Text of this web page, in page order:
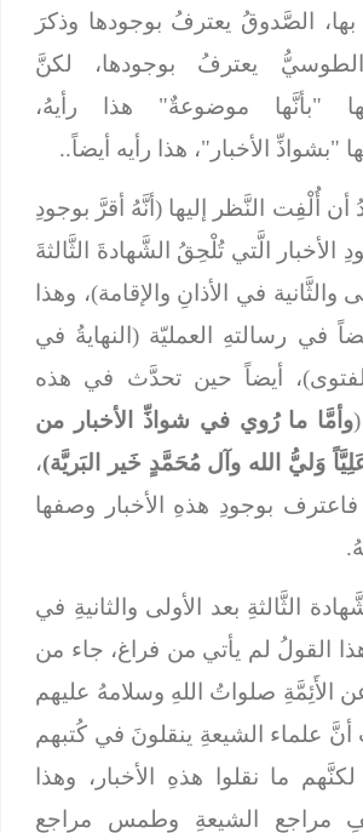
الصَّدوقُ يعترفُ بوجودها وذكرَ
يعترفُ بوجودها، لكنَّ
"بأنَّها موضوعةٌ" هذا رأيهُ،
الأخبار"، هذا رأيه أيضاً..
أن أُلْفِت النَّظر إليها (أنَّهُ أقرَّ بوجودِ
الأخبار الَّتي تُلْحِقُ الشَّهادةَ الثَّالثةَ
والثَّانية في الأذانِ والإقامة)، وهذا
في رسالتهِ العمليّة (النهايةُ في
أيضاً حين تحدَّث في هذه
وأمَّا ما رُوي في شواذِّ الأخبار من
وَليُّ الله وآل مُحَمَّدٍ خَير البَريَّة)،
بوجودِ هذهِ الأخبار وصفها
الثَّالثةِ بعد الأولى والثانيةِ في
هذا القولُ لم يأتي من فراغ، جاء من
الأَئِمَّةِ صلواتُ اللهِ وسلامهُ عليهم
أنَّ علماء الشيعةِ ينقلونَ في كُتبهم
ما نقلوا هذهِ الأخبار، وهذا
مراجعِ الشيعةِ وطمسِ مراجعِ